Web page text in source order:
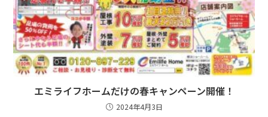
エミライフホームだけの春キャンペーン開催！
2024年4月3日